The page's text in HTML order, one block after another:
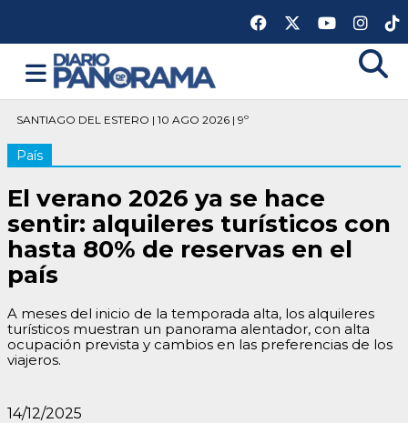
SANTIAGO DEL ESTERO | 10 AGO 2026 | 9º
País
El verano 2026 ya se hace
sentir: alquileres turísticos con
hasta 80% de reservas en el
país
A meses del inicio de la temporada alta, los alquileres
turísticos muestran un panorama alentador, con alta
ocupación prevista y cambios en las preferencias de los
viajeros.
14/12/2025